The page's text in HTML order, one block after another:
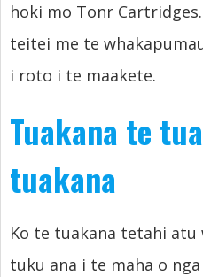
hoki mo Tonr
teitei me te
i roto i te maakete.
Tuakana te
tuakana
Ko te tuakana tetahi
tuku ana i te maha o